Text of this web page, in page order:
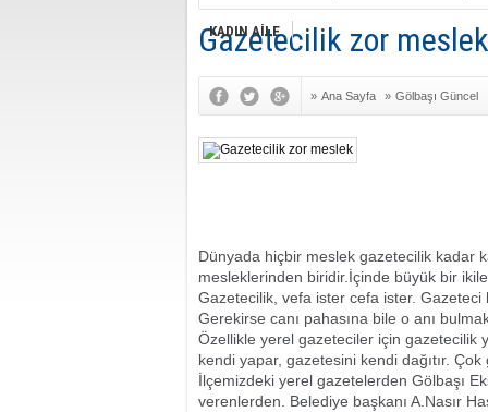
KADIN AİLE
Gazetecilik zor meslek
» Ana Sayfa » Gölbaşı Güncel
Dünyada hiçbir meslek gazetecilik kadar
mesleklerinden biridir.İçinde büyük bir
Gazetecilik, vefa ister cefa ister.
Gerekirse canı pahasına bile o anı
Özellikle yerel gazeteciler için gazetecilik
kendi yapar, gazetesini kendi dağıtır.
İlçemizdeki yerel gazetelerden Gölbaşı
verenlerden. Belediye başkanı A.Nasır